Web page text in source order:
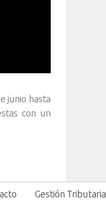
junio hasta
con un
Gestión Tributaria